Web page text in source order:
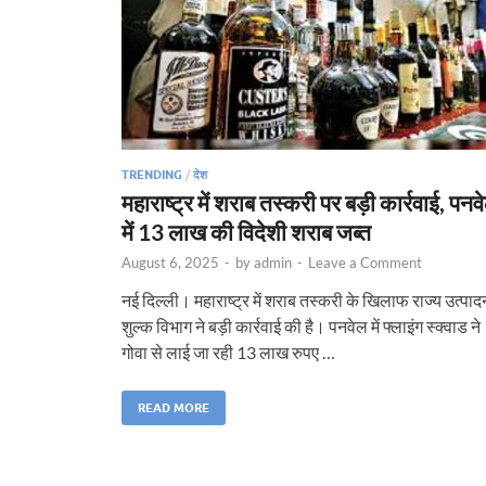
TRENDING / देश
महाराष्ट्र में शराब तस्करी पर बड़ी कार्रवाई,
में 13 लाख की विदेशी शराब जब्त
August 6, 2025 - byadmin - Leave a Comment
नई दिल्ली। महाराष्ट्र में शराब तस्करी के खिलाफ राज्य
शुल्क विभाग ने बड़ी कार्रवाई की है। पनवेल में फ्लाइंग स्क्वाड ने
गोवा से लाई जा रही 13 लाख रुपए …
READ MORE